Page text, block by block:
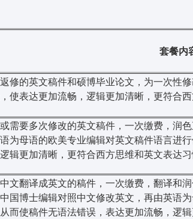
套餐内
修的英文稿件和硕博毕业论文，为一次性
使表达更加流畅，逻辑更加清晰，更符合西
需要多次修改的英文稿件，一次缴费，润
为母语的欧美专业编辑对英文稿件语言进
辑更加清晰，更符合西方思维和英文表达习
文翻译成英文的稿件，一次缴费，翻译和
国博士编辑对照中文修改英文，再由英语
而使稿件无语法错误，表达更加流畅，逻